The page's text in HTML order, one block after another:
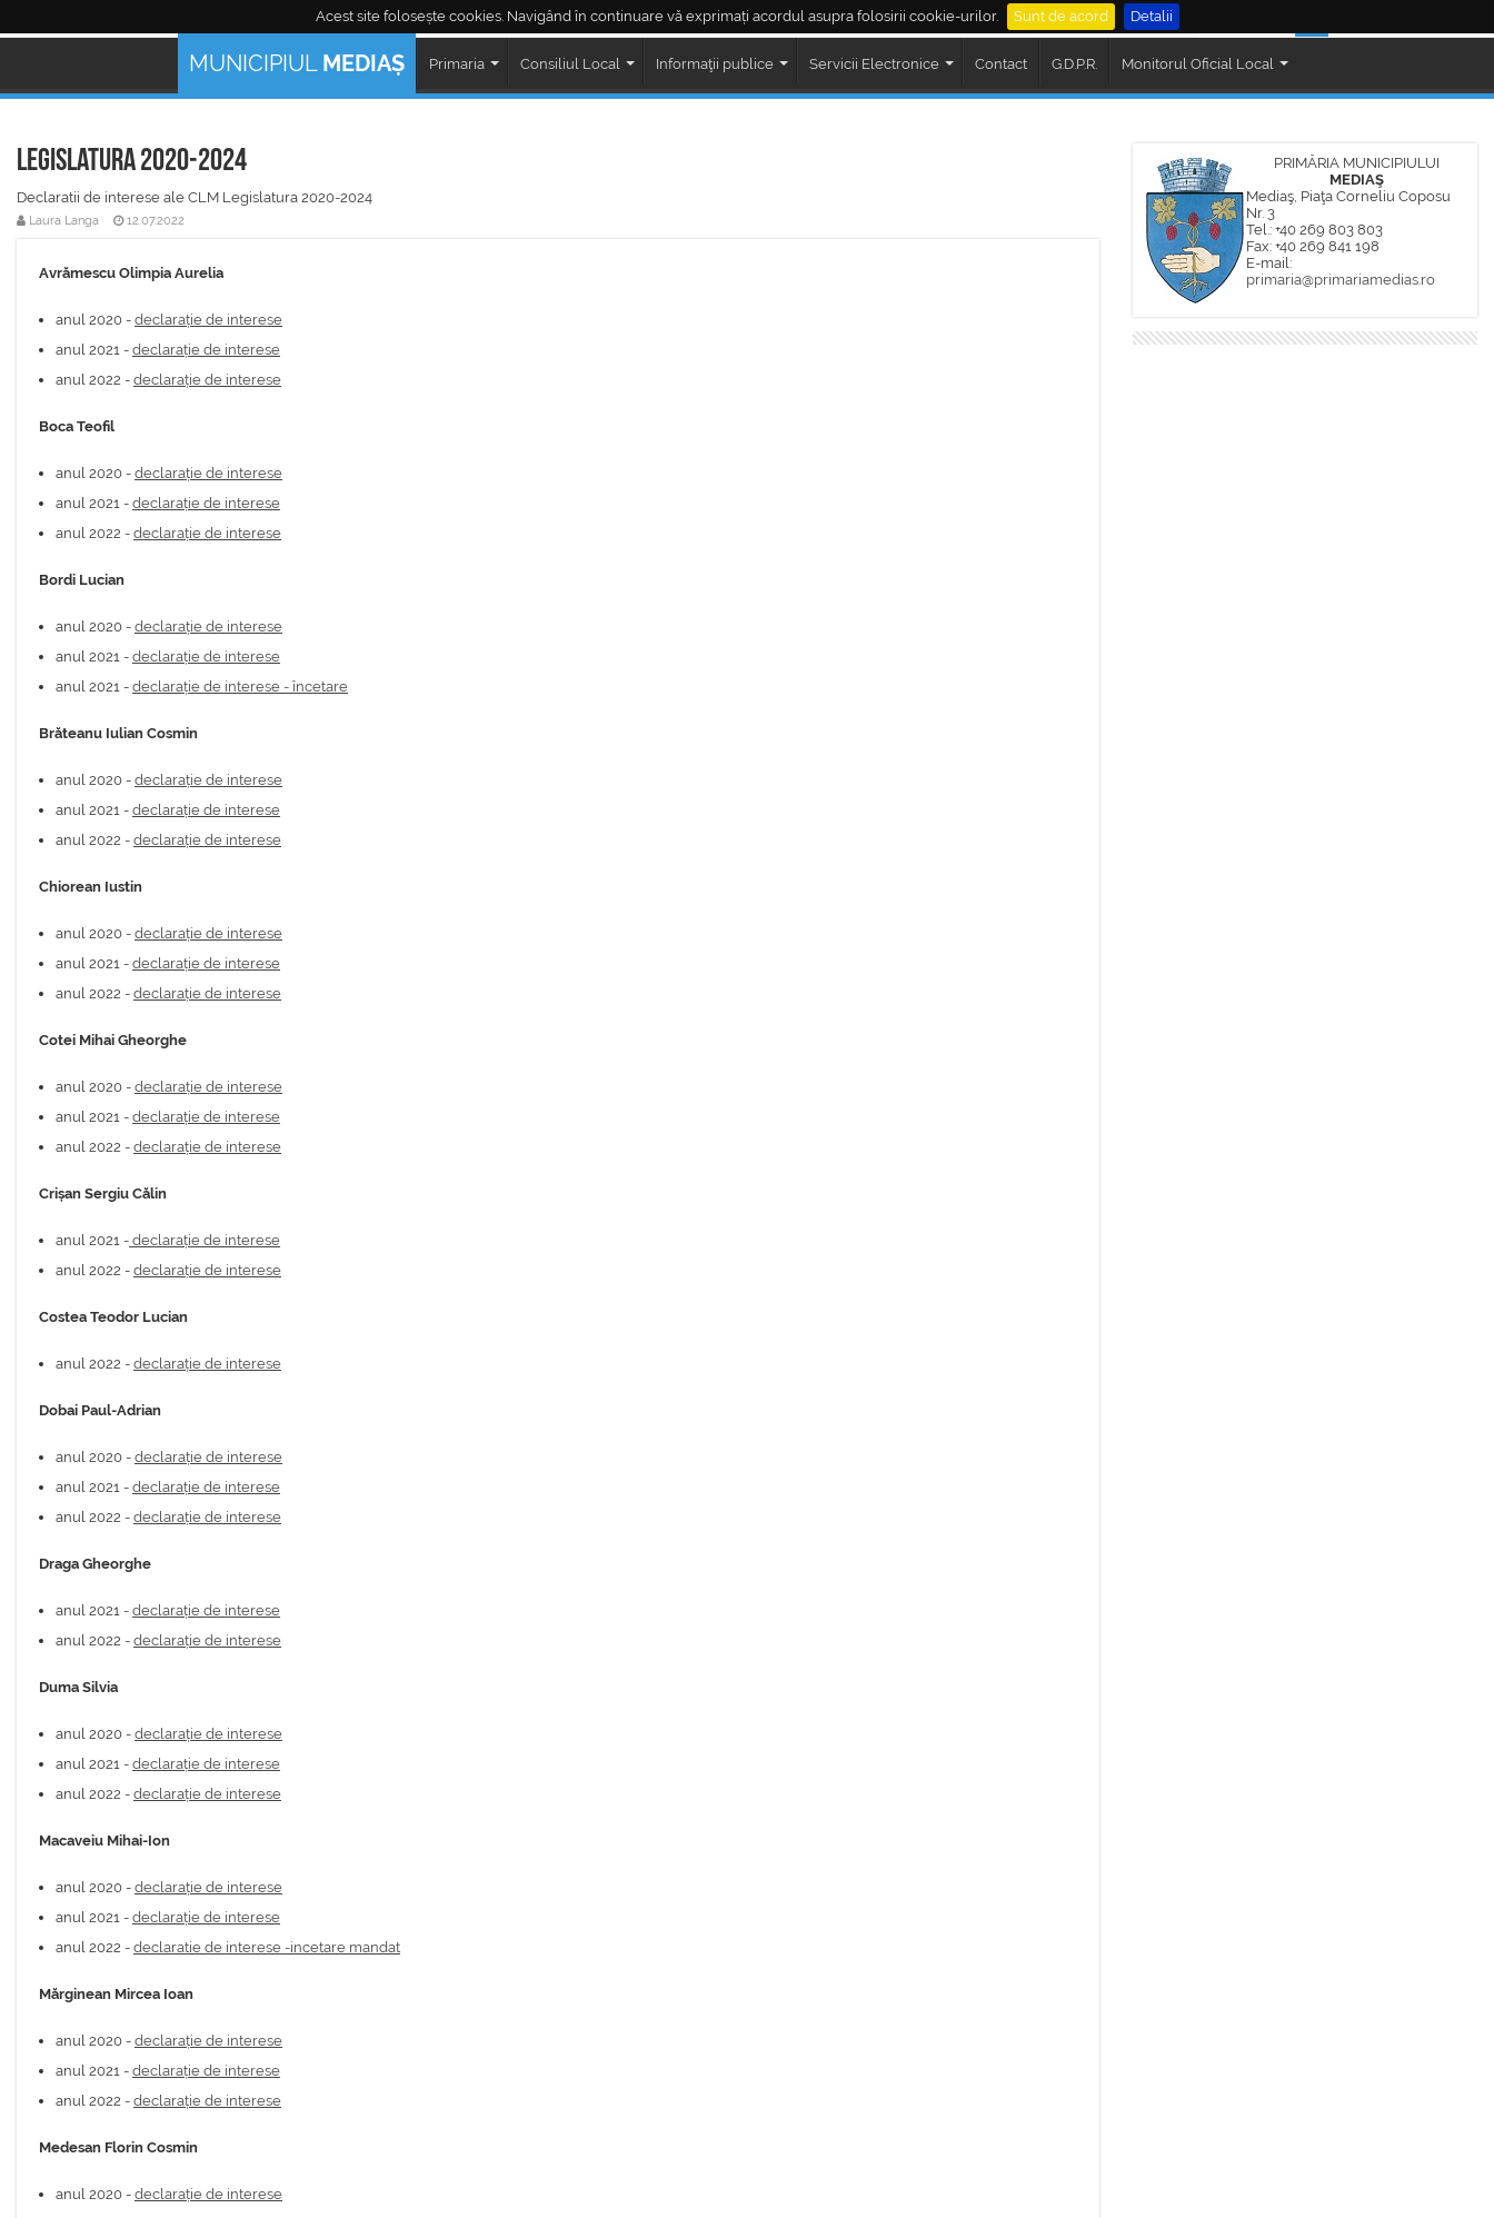
Acest site folosește cookies. Navigând în continuare vă exprimați acordul asupra folosirii cookie-urilor. Sunt de acord Detalii
Mediaş Live: Piața Regele Ferdinand Piața Corneliu Coposu LIVE ședințe Consiliul Local Mediaș Cautare
MUNICIPIUL MEDIAȘ Primaria Consiliul Local Informaţii publice Servicii Electronice Contact G.D.P.R. Monitorul Oficial Local
Legislatura 2020-2024
Declaratii de interese ale CLM Legislatura 2020-2024
Laura Langa 12.07.2022
Avrămescu Olimpia Aurelia
anul 2020 - declarație de interese
anul 2021 - declarație de interese
anul 2022 - declarație de interese
Boca Teofil
anul 2020 - declarație de interese
anul 2021 - declarație de interese
anul 2022 - declarație de interese
Bordi Lucian
anul 2020 - declarație de interese
anul 2021 - declarație de interese
anul 2021 - declarație de interese - încetare
Brăteanu Iulian Cosmin
anul 2020 - declarație de interese
anul 2021 - declarație de interese
anul 2022 - declarație de interese
Chiorean Iustin
anul 2020 - declarație de interese
anul 2021 - declarație de interese
anul 2022 - declarație de interese
Cotei Mihai Gheorghe
anul 2020 - declarație de interese
anul 2021 - declarație de interese
anul 2022 - declarație de interese
Crișan Sergiu Călin
anul 2021 - declarație de interese
anul 2022 - declarație de interese
Costea Teodor Lucian
anul 2022 - declarație de interese
Dobai Paul-Adrian
anul 2020 - declarație de interese
anul 2021 - declarație de interese
anul 2022 - declarație de interese
Draga Gheorghe
anul 2021 - declarație de interese
anul 2022 - declarație de interese
Duma Silvia
anul 2020 - declarație de interese
anul 2021 - declarație de interese
anul 2022 - declarație de interese
Macaveiu Mihai-Ion
anul 2020 - declarație de interese
anul 2021 - declarație de interese
anul 2022 - declaratie de interese -incetare mandat
Mărginean Mircea Ioan
anul 2020 - declarație de interese
anul 2021 - declarație de interese
anul 2022 - declarație de interese
Medesan Florin Cosmin
anul 2020 - declarație de interese
PRIMĂRIA MUNICIPIULUI
MEDIAŞ
Mediaş, Piaţa Corneliu Coposu
Nr. 3
Tel.: +40 269 803 803
Fax: +40 269 841 198
E-mail:
primaria@primariamedias.ro